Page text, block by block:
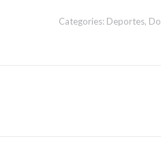
Categories: Deportes,